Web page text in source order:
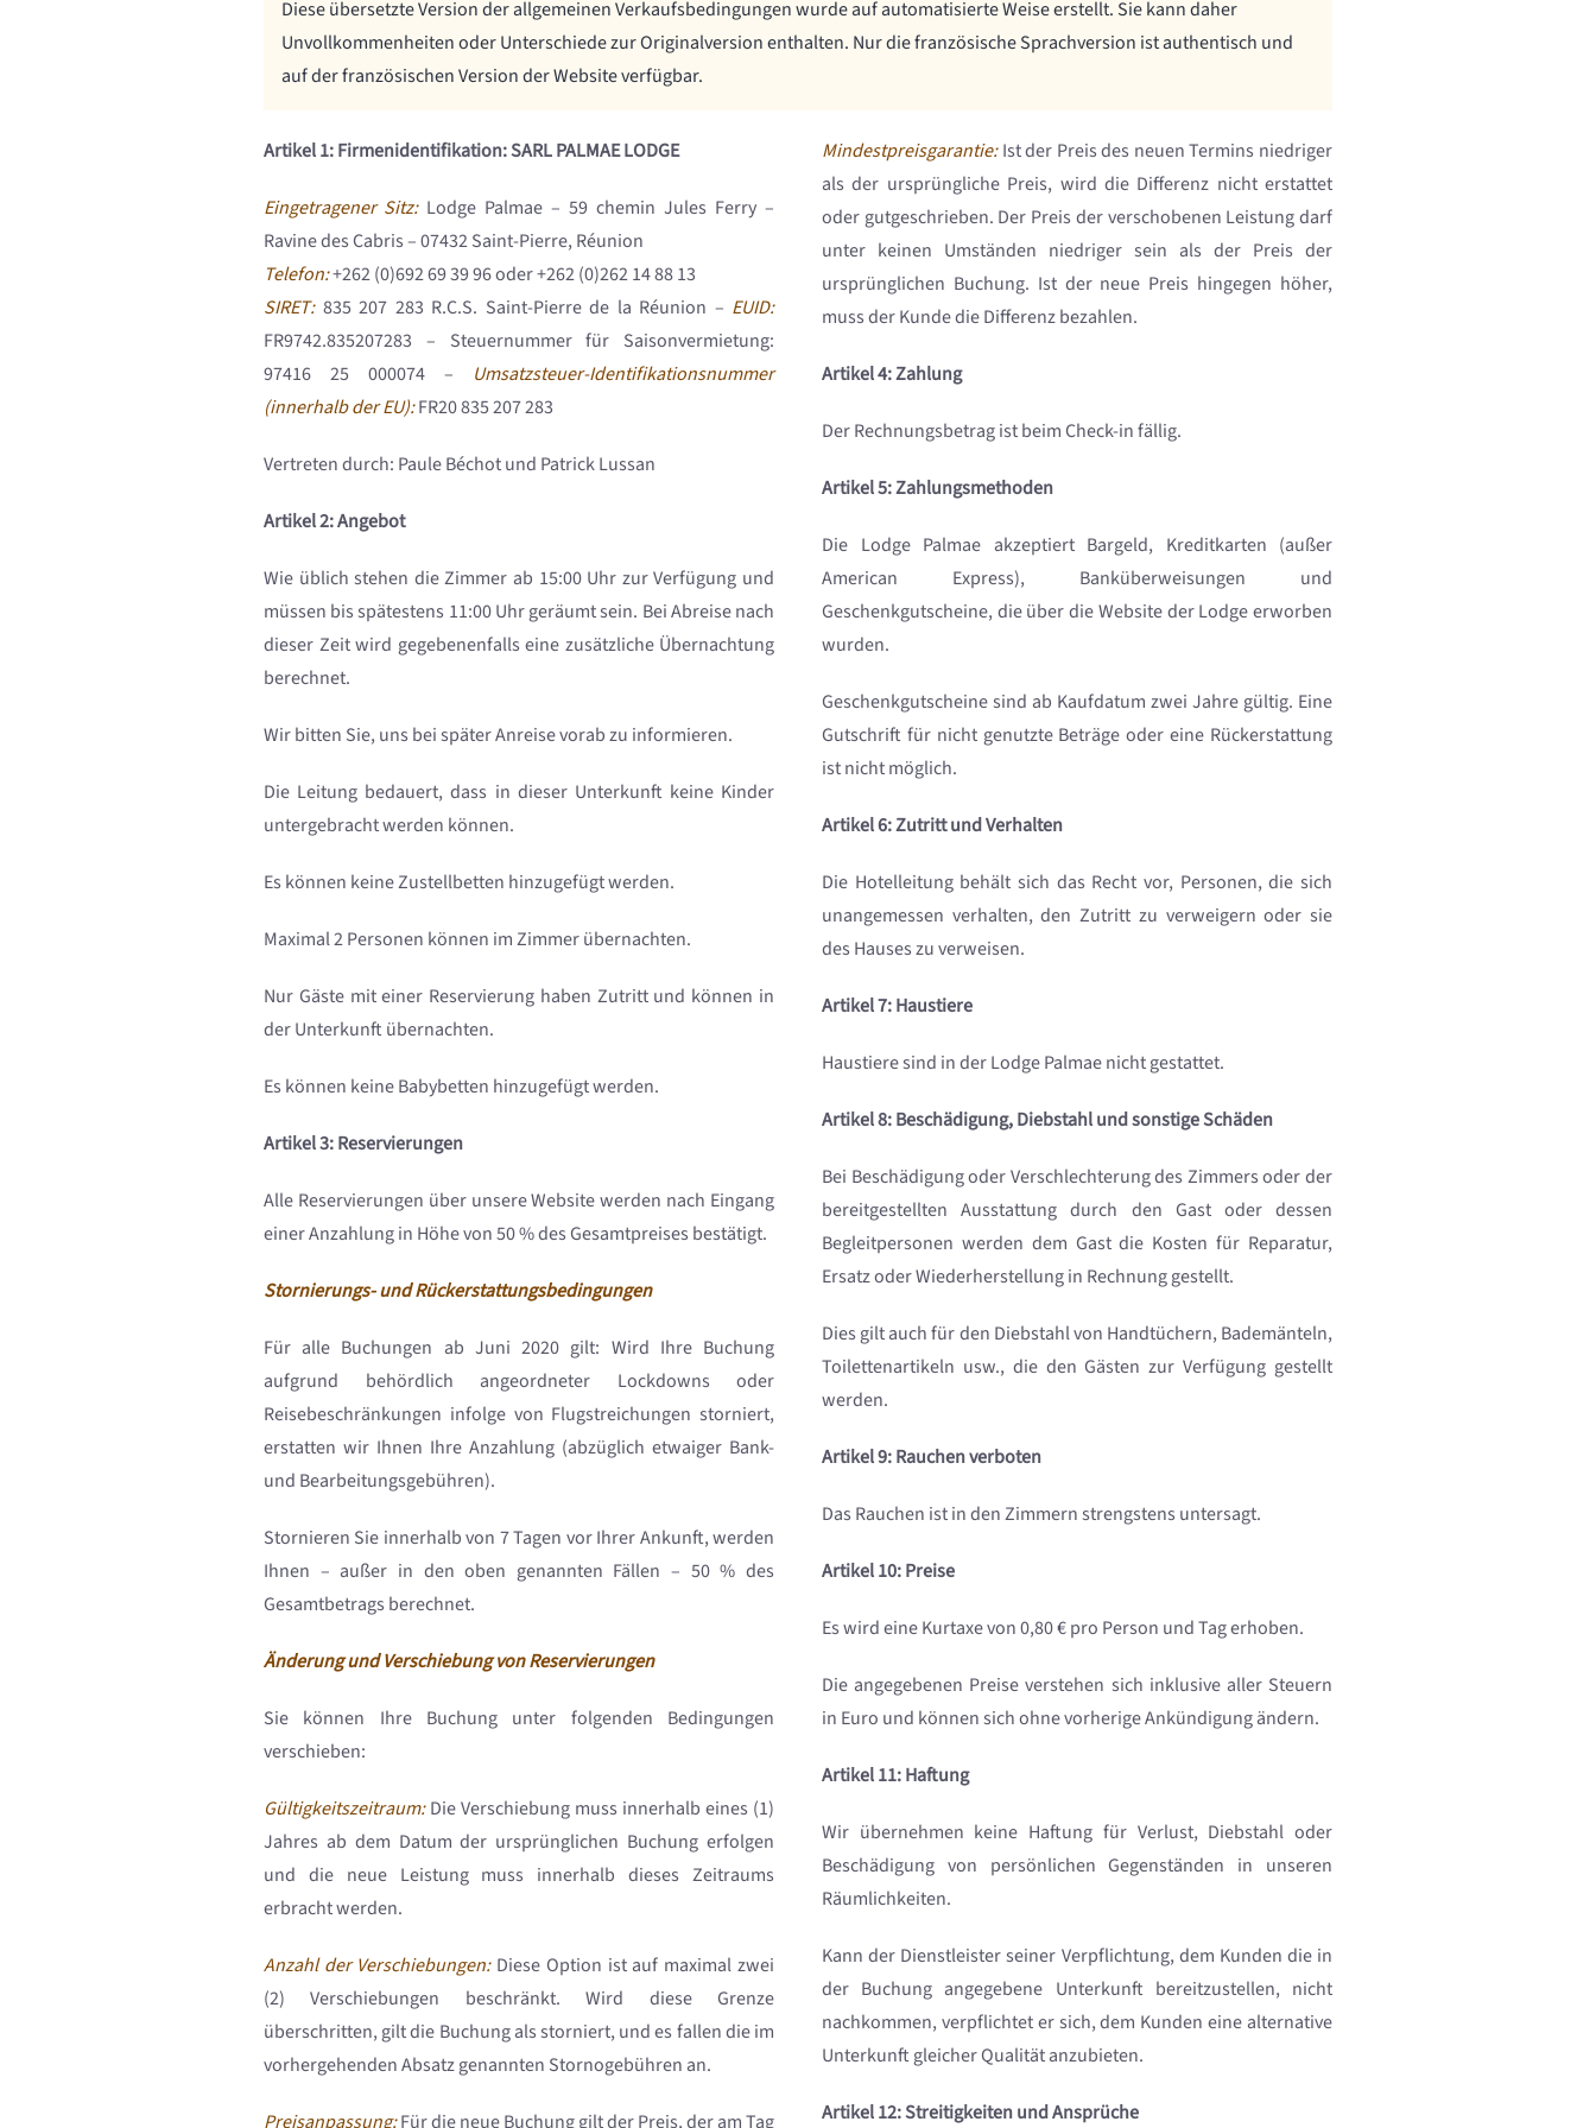
Diese übersetzte Version der allgemeinen Verkaufsbedingungen wurde auf automatisierte Weise erstellt. Sie kann daher
Unvollkommenheiten oder Unterschiede zur Originalversion enthalten. Nur die französische Sprachversion ist authentisch und
auf der französischen Version der Website verfügbar.
Artikel 1: Firmenidentifikation: SARL PALMAE LODGE
Eingetragener Sitz:Lodge Palmae – 59 chemin Jules Ferry –
Ravine des Cabris – 07432 Saint-Pierre, Réunion
Telefon:+262 (0)692 69 39 96 oder +262 (0)262 14 88 13
SIRET:835 207 283 R.C.S. Saint-Pierre de la Réunion – EUID:
FR9742.835207283 – Steuernummer für Saisonvermietung:
97416 25 000074 – Umsatzsteuer-Identifikationsnummer
(innerhalb der EU):FR20 835 207 283
Vertreten durch: Paule Béchot und Patrick Lussan
Artikel 2: Angebot
Wie üblich stehen die Zimmer ab 15:00 Uhr zur Verfügung und
müssen bis spätestens 11:00 Uhr geräumt sein. Bei Abreise nach
dieser Zeit wird gegebenenfalls eine zusätzliche Übernachtung
berechnet.
Wir bitten Sie, uns bei später Anreise vorab zu informieren.
Die Leitung bedauert, dass in dieser Unterkunft keine Kinder
untergebracht werden können.
Es können keine Zustellbetten hinzugefügt werden.
Maximal 2 Personen können im Zimmer übernachten.
Nur Gäste mit einer Reservierung haben Zutritt und können in
der Unterkunft übernachten.
Es können keine Babybetten hinzugefügt werden.
Artikel 3: Reservierungen
Alle Reservierungen über unsere Website werden nach Eingang
einer Anzahlung in Höhe von 50 % des Gesamtpreises bestätigt.
Stornierungs- und Rückerstattungsbedingungen
Für alle Buchungen ab Juni 2020 gilt: Wird Ihre Buchung
aufgrund behördlich angeordneter Lockdowns oder
Reisebeschränkungen infolge von Flugstreichungen storniert,
erstatten wir Ihnen Ihre Anzahlung (abzüglich etwaiger Bank-
und Bearbeitungsgebühren).
Stornieren Sie innerhalb von 7 Tagen vor Ihrer Ankunft, werden
Ihnen – außer in den oben genannten Fällen – 50 % des
Gesamtbetrags berechnet.
Änderung und Verschiebung von Reservierungen
Sie können Ihre Buchung unter folgenden Bedingungen
verschieben:
Gültigkeitszeitraum:Die Verschiebung muss innerhalb eines (1)
Jahres ab dem Datum der ursprünglichen Buchung erfolgen
und die neue Leistung muss innerhalb dieses Zeitraums
erbracht werden.
Anzahl der Verschiebungen:Diese Option ist auf maximal zwei
(2) Verschiebungen beschränkt. Wird diese Grenze
überschritten, gilt die Buchung als storniert, und es fallen die im
vorhergehenden Absatz genannten Stornogebühren an.
Preisanpassung:Für die neue Buchung gilt der Preis, der am Tag
Mindestpreisgarantie:Ist der Preis des neuen Termins niedriger
als der ursprüngliche Preis, wird die Differenz nicht erstattet
oder gutgeschrieben. Der Preis der verschobenen Leistung darf
unter keinen Umständen niedriger sein als der Preis der
ursprünglichen Buchung. Ist der neue Preis hingegen höher,
muss der Kunde die Differenz bezahlen.
Artikel 4: Zahlung
Der Rechnungsbetrag ist beim Check-in fällig.
Artikel 5: Zahlungsmethoden
Die Lodge Palmae akzeptiert Bargeld, Kreditkarten (außer
American Express), Banküberweisungen und
Geschenkgutscheine, die über die Website der Lodge erworben
wurden.
Geschenkgutscheine sind ab Kaufdatum zwei Jahre gültig. Eine
Gutschrift für nicht genutzte Beträge oder eine Rückerstattung
ist nicht möglich.
Artikel 6: Zutritt und Verhalten
Die Hotelleitung behält sich das Recht vor, Personen, die sich
unangemessen verhalten, den Zutritt zu verweigern oder sie
des Hauses zu verweisen.
Artikel 7: Haustiere
Haustiere sind in der Lodge Palmae nicht gestattet.
Artikel 8: Beschädigung, Diebstahl und sonstige Schäden
Bei Beschädigung oder Verschlechterung des Zimmers oder der
bereitgestellten Ausstattung durch den Gast oder dessen
Begleitpersonen werden dem Gast die Kosten für Reparatur,
Ersatz oder Wiederherstellung in Rechnung gestellt.
Dies gilt auch für den Diebstahl von Handtüchern, Bademänteln,
Toilettenartikeln usw., die den Gästen zur Verfügung gestellt
werden.
Artikel 9: Rauchen verboten
Das Rauchen ist in den Zimmern strengstens untersagt.
Artikel 10: Preise
Es wird eine Kurtaxe von 0,80 € pro Person und Tag erhoben.
Die angegebenen Preise verstehen sich inklusive aller Steuern
in Euro und können sich ohne vorherige Ankündigung ändern.
Artikel 11: Haftung
Wir übernehmen keine Haftung für Verlust, Diebstahl oder
Beschädigung von persönlichen Gegenständen in unseren
Räumlichkeiten.
Kann der Dienstleister seiner Verpflichtung, dem Kunden die in
der Buchung angegebene Unterkunft bereitzustellen, nicht
nachkommen, verpflichtet er sich, dem Kunden eine alternative
Unterkunft gleicher Qualität anzubieten.
Artikel 12: Streitigkeiten und Ansprüche